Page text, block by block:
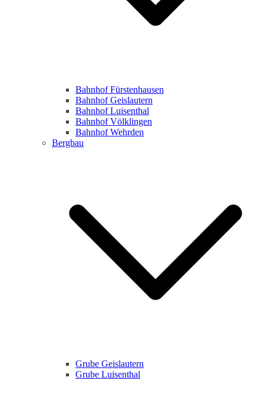
Bahnhof Fürstenhausen
Bahnhof Geislautern
Bahnhof Luisenthal
Bahnhof Völklingen
Bahnhof Wehrden
Bergbau
Grube Geislautern
Grube Luisenthal